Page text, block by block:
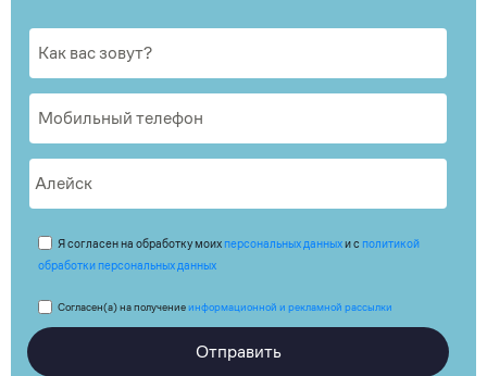
Я согласен на обработку моих персональных данныхи с политикой
обработки персональных данных
Согласен(а) на получениеинформационной и рекламной рассылки
Отправить